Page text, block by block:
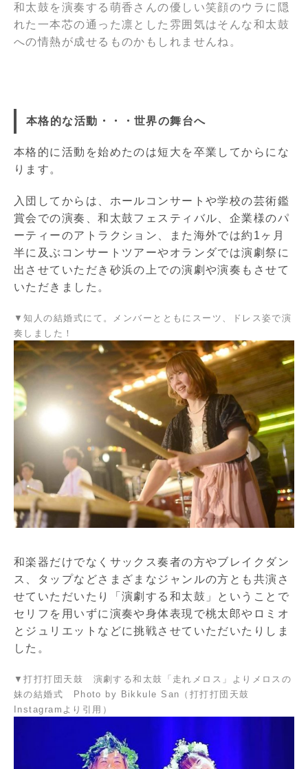
和太鼓を演奏する萌香さんの優しい笑顔のウラに隠
れた一本芯の通った凛とした雰囲気はそんな和太鼓
への情熱が成せるものかもしれませんね。
本格的な活動・・・世界の舞台へ
本格的に活動を始めたのは短大を卒業してからにな
ります。
入団してからは、 ホールコンサートや学校の芸術鑑
賞会での演奏、和太鼓フェスティバル、企業様のパ
ーティーのアトラクション、また海外では約1ヶ月
半に及ぶコンサートツアーやオランダでは演劇祭に
出させていただき砂浜の上での演劇や演奏もさせて
いただきました。
▼知人の結婚式にて。メンバーとともにスーツ、ドレス姿で演
奏しました！
和楽器だけでなくサックス奏者の方やブレイクダン
ス、タップなどさまざまなジャンルの方とも共演さ
せていただいたり「演劇する和太鼓」ということで
セリフを用いずに演奏や身体表現で桃太郎やロミオ
とジュリエットなどに挑戦させていただいたりしま
した。
▼打打打団天鼓 演劇する和太鼓「走れメロス」よりメロスの
妹の結婚式 Photo by Bikkule San（打打打団天鼓
Instagramより引用）